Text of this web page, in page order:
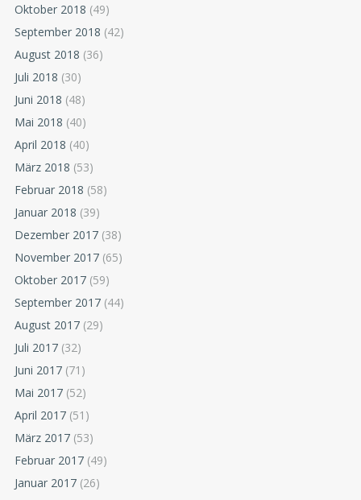
Oktober 2018 (49)
September 2018 (42)
August 2018 (36)
Juli 2018 (30)
Juni 2018 (48)
Mai 2018 (40)
April 2018 (40)
März 2018 (53)
Februar 2018 (58)
Januar 2018 (39)
Dezember 2017 (38)
November 2017 (65)
Oktober 2017 (59)
September 2017 (44)
August 2017 (29)
Juli 2017 (32)
Juni 2017 (71)
Mai 2017 (52)
April 2017 (51)
März 2017 (53)
Februar 2017 (49)
Januar 2017 (26)